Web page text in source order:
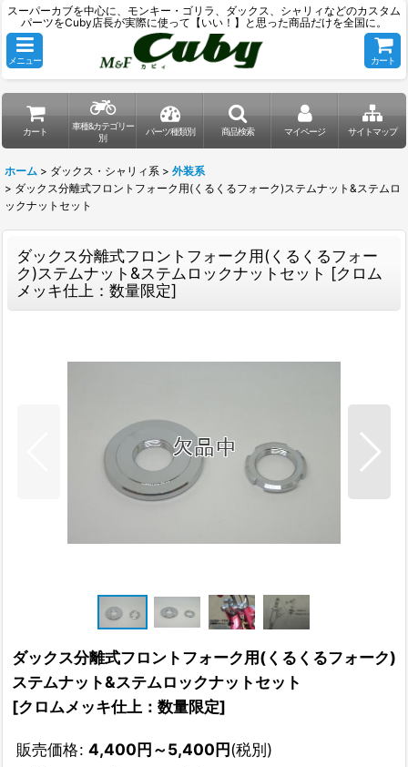
スーパーカブを中心に、モンキー・ゴリラ、ダックス、シャリィなどのカスタム
パーツをCuby店長が実際に使って【いい！】と思った商品だけを全国に。
メニュー カート
カート
車種&カテゴリー
別
パーツ種類別 商品検索 マイページ サイトマップ
ホーム > ダックス・シャリィ系 > 外装系
> ダックス分離式フロントフォーク用(くるくるフォーク)ステムナット&ステムロ
ックナットセット
ダックス分離式フロントフォーク用(くるくるフォー
ク)ステムナット&ステムロックナットセット [クロム
メッキ仕上：数量限定]
ダックス分離式フロントフォーク用(くるくるフォーク)
ステムナット&ステムロックナットセット
[クロムメッキ仕上：数量限定]
販売価格: 4,400円～5,400円(税別)